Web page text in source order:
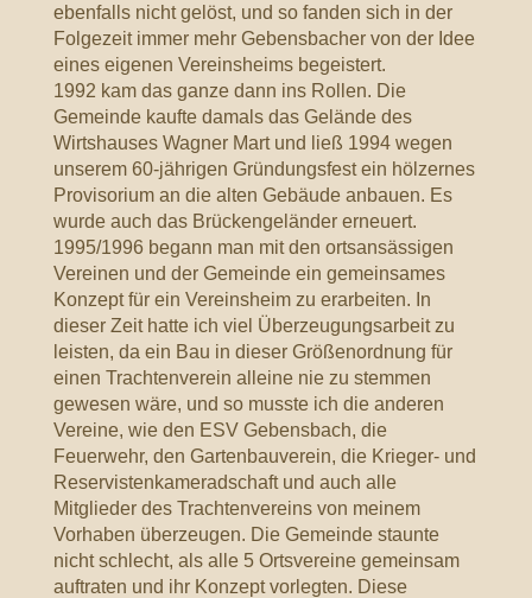
ebenfalls nicht gelöst, und so fanden sich in der
Folgezeit immer mehr Gebensbacher von der Idee
eines eigenen Vereinsheims begeistert.
1992 kam das ganze dann ins Rollen. Die
Gemeinde kaufte damals das Gelände des
Wirtshauses Wagner Mart und ließ 1994 wegen
unserem 60-jährigen Gründungsfest ein hölzernes
Provisorium an die alten Gebäude anbauen. Es
wurde auch das Brückengeländer erneuert.
1995/1996 begann man mit den ortsansässigen
Vereinen und der Gemeinde ein gemeinsames
Konzept für ein Vereinsheim zu erarbeiten. In
dieser Zeit hatte ich viel Überzeugungsarbeit zu
leisten, da ein Bau in dieser Größenordnung für
einen Trachtenverein alleine nie zu stemmen
gewesen wäre, und so musste ich die anderen
Vereine, wie den ESV Gebensbach, die
Feuerwehr, den Gartenbauverein, die Krieger- und
Reservistenkameradschaft und auch alle
Mitglieder des Trachtenvereins von meinem
Vorhaben überzeugen. Die Gemeinde staunte
nicht schlecht, als alle 5 Ortsvereine gemeinsam
auftraten und ihr Konzept vorlegten. Diese